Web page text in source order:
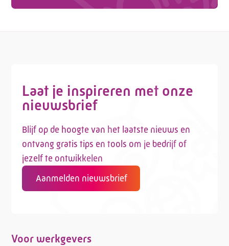
Laat je inspireren met onze
nieuwsbrief
Blijf op de hoogte van het laatste nieuws en
ontvang gratis tips en tools om je bedrijf of
jezelf te ontwikkelen
Aanmelden nieuwsbrief
Voor werkgevers